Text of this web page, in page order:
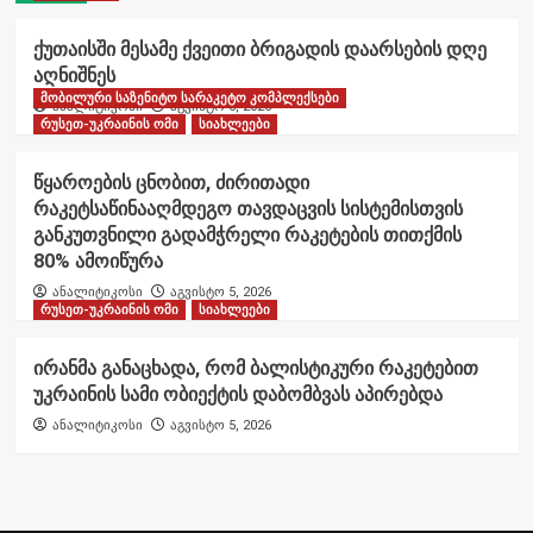
ქუთაისში მესამე ქვეითი ბრიგადის დაარსების დღე
აღნიშნეს
ანალიტიკოსი აგვისტო 6, 2026
მობილური საზენიტო სარაკეტო კომპლექსები
რუსეთ-უკრაინის ომი
სიახლეები
წყაროების ცნობით, ძირითადი
რაკეტსაწინააღმდეგო თავდაცვის სისტემისთვის
განკუთვნილი გადამჭრელი რაკეტების თითქმის
80% ამოიწურა
ანალიტიკოსი
აგვისტო 5, 2026
რუსეთ-უკრაინის ომი
სიახლეები
ირანმა განაცხადა, რომ ბალისტიკური რაკეტებით
უკრაინის სამი ობიექტის დაბომბვას აპირებდა
ანალიტიკოსი აგვისტო 5, 2026